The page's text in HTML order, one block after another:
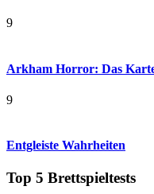
9
Arkham Horror: Das
9
Entgleiste Wahrheiten
Top 5 Brettspieltests